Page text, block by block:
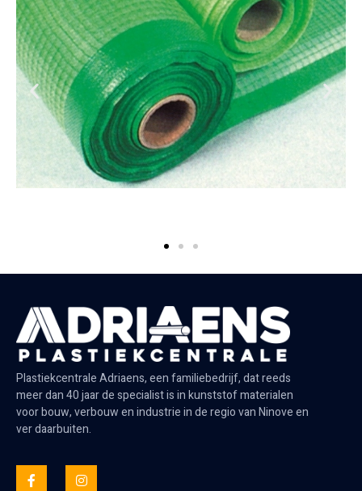
Plastiekcentrale Adriaens, een familiebedrijf, dat reeds
meer dan 40 jaar de specialist is in kunststof materialen
voor bouw, verbouw en industrie in de regio van Ninove en
ver daarbuiten.